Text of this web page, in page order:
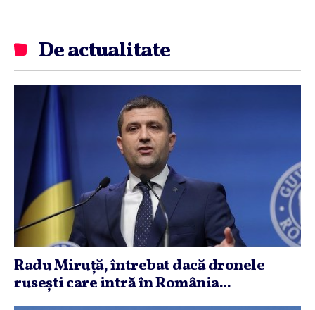
De actualitate
Radu Miruţă, întrebat dacă dronele
ruseşti care intră în România...